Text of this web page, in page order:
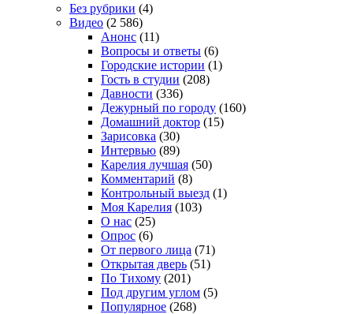
Без рубрики (4)
Видео (2 586)
Анонс (11)
Вопросы и ответы (6)
Городские истории (1)
Гость в студии (208)
Давности (336)
Дежурный по городу (160)
Домашний доктор (15)
Зарисовка (30)
Интервью (89)
Карелия лучшая (50)
Комментарий (8)
Контрольный выезд (1)
Моя Карелия (103)
О нас (25)
Опрос (6)
От первого лица (71)
Открытая дверь (51)
По Тихому (201)
Под другим углом (5)
Популярное (268)